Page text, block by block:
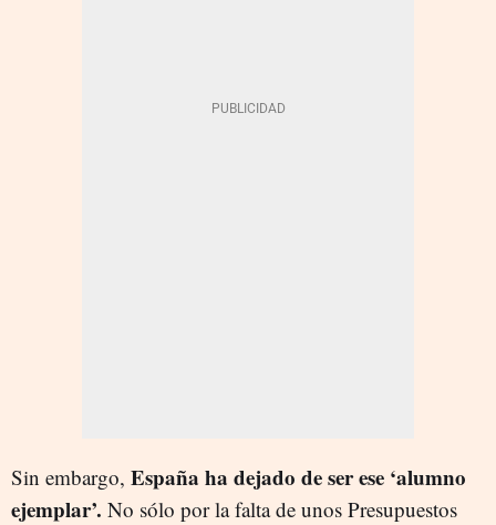
Sin embargo, España ha dejado de ser ese ‘alumno
ejemplar’. No sólo por la falta de unos Presupuestos